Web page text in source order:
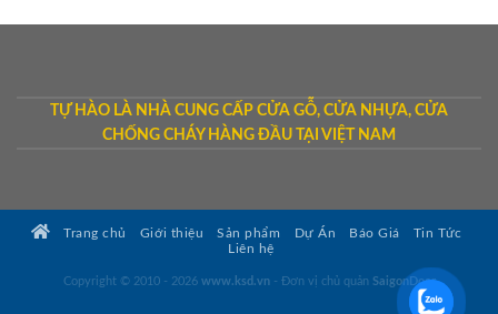
TỰ HÀO LÀ NHÀ CUNG CẤP CỬA GỖ, CỬA NHỰA, CỬA
CHỐNG CHÁY HÀNG ĐẦU TẠI VIỆT NAM
Trang chủ Giới thiệu Sản phẩm Dự Án Báo Giá
Tin Tức
Liên hệ
Copyright © 2010 - 2026 www.ksd.vn- Đơn vị chủ quản SaigonDoor